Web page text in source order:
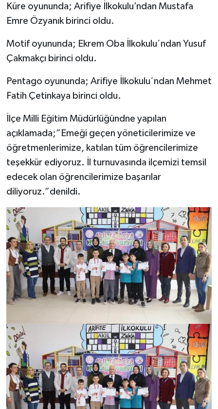
Küre oyununda; Arifiye İlkokulu’ndan Mustafa
Emre Özyanık birinci oldu.
Motif oyununda; Ekrem Oba İlkokulu´ndan Yusuf
Çakmakçı birinci oldu.
Pentago oyununda; Arifiye İlkokulu´ndan Mehmet
Fatih Çetinkaya birinci oldu.
İlçe Milli Eğitim Müdürlüğündne yapılan
açıklamada;”Emeği geçen yöneticilerimize ve
öğretmenlerimize, katılan tüm öğrencilerimize
teşekkür ediyoruz. İl turnuvasında ilçemizi temsil
edecek olan öğrencilerimize başarılar
diliyoruz.”denildi.